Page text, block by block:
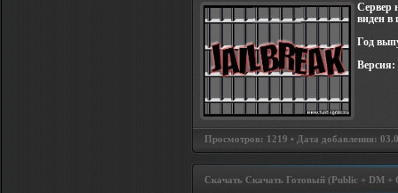
Cервер
виден в
Год
Версия:
Просмотров: 1219 • Дата добавления:
Скачать Скачать Готовый (Public + DM +